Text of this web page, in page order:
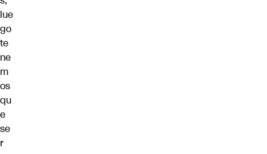
lue
go
te
ne
m
os
qu
e
se
r